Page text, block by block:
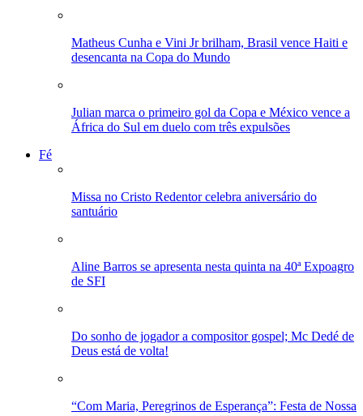
Matheus Cunha e Vini Jr brilham, Brasil vence Haiti e
desencanta na Copa do Mundo
Julian marca o primeiro gol da Copa e México vence a
África do Sul em duelo com três expulsões
Fé
Missa no Cristo Redentor celebra aniversário do
santuário
Aline Barros se apresenta nesta quinta na 40ª Expoagro
de SFI
Do sonho de jogador a compositor gospel; Mc Dedé de
Deus está de volta!
“Com Maria, Peregrinos de Esperança”: Festa de Nossa